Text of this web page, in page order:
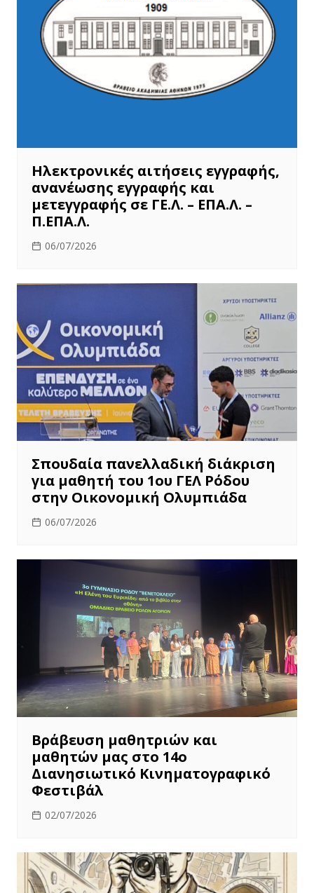
Ηλεκτρονικές αιτήσεις εγγραφής,
ανανέωσης εγγραφής και
μετεγγραφής σε ΓΕ.Λ. – ΕΠΑ.Λ. –
Π.ΕΠΑ.Λ.
06/07/2026
Σπουδαία πανελλαδική διάκριση
για μαθητή του 1ου ΓΕΛ Ρόδου
στην Οικονομική Ολυμπιάδα
06/07/2026
Βράβευση μαθητριών και
μαθητών μας στο 14ο
Διανησιωτικό Κινηματογραφικό
Φεστιβάλ
02/07/2026